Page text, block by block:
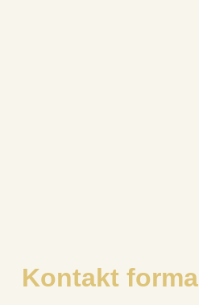
Kontakt forma